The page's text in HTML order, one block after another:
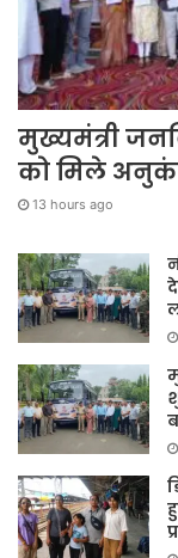
मुख्यमंत्री
को मिले
13 hours ago